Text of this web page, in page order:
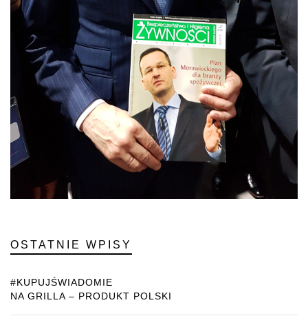
OSTATNIE WPISY
#KUPUJŚWIADOMIE
NA GRILLA – PRODUKT POLSKI